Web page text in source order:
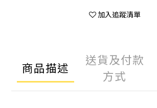
加入追蹤清單
商品描述
送貨及付款
方式